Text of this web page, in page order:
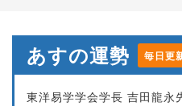
あすの運勢 毎日更
東洋易学学会学長 吉田龍永